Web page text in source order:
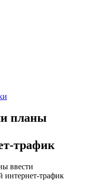
планы
трафик